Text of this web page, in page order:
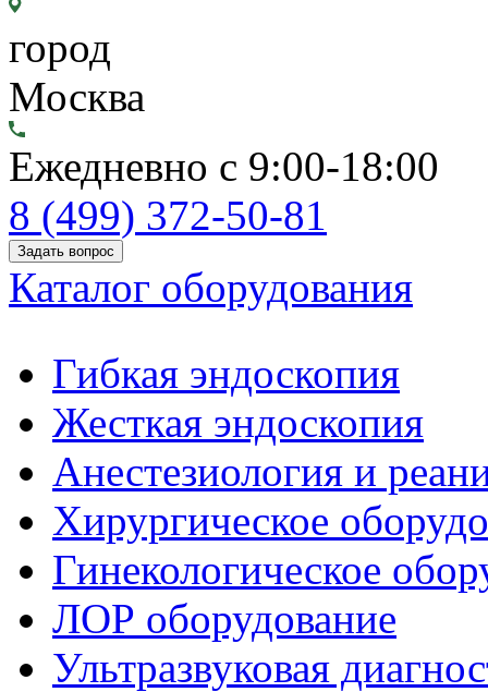
город
Москва
Ежедневно с 9:00-18:00
8 (499) 372-50-81
Задать вопрос
Каталог оборудования
Гибкая эндоскопия
Жесткая эндоскопия
Анестезиология и
Хирургическое
Гинекологическое
ЛОР оборудование
Ультразвуковая